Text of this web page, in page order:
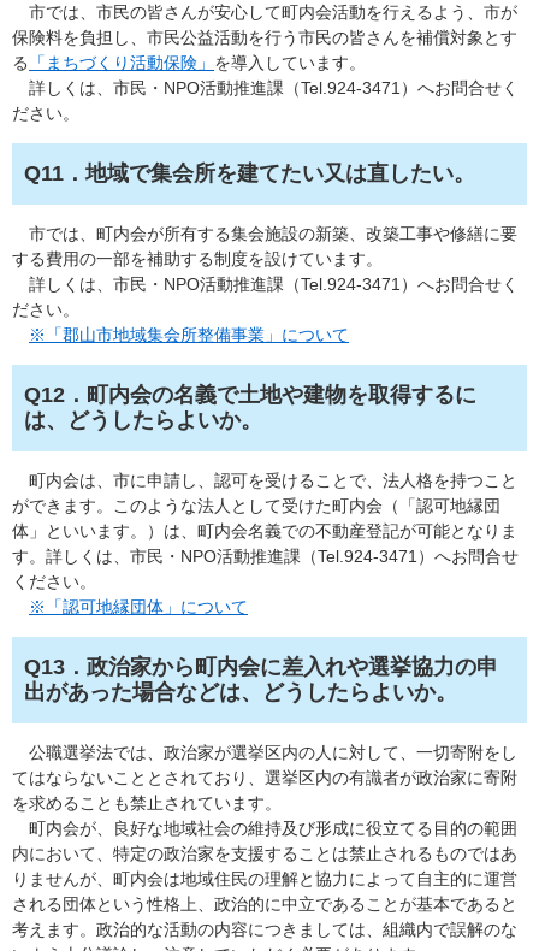
市では、市民の皆さんが安心して町内会活動を行えるよう、市が
保険料を負担し、市民公益活動を行う市民の皆さんを補償対象とす
る
「まちづくり活動保険」 を導入しています。
詳しくは、市民・NPO活動推進課（Tel.924-3471）へお問合せく
ださい。
Q11．地域で集会所を建てたい又は直したい。​
市では、町内会が所有する集会施設の新築、改築工事や修繕に要
する費用の一部を補助する制度を設けています。
詳しくは、市民・NPO活動推進課（Tel.924-3471）へお問合せく
ださい。
※「郡山市地域集会所整備事業」について
Q12．町内会の名義で土地や建物を取得するに
は、どうしたらよいか​。
町内会は、市に申請し、認可を受けることで、法人格を持つこと
ができます。このような法人として受けた町内会（「認可地縁団
体」といいます。）は、町内会名義での不動産登記が可能となりま
す。詳しくは、市民・NPO活動推進課（Tel.924-3471）へお問合せ
ください。
※「認可地縁団体」について
Q13．政治家から町内会に差入れや選挙協力の申
出があった場合などは、どうしたらよいか。
公職選挙法では、政治家が選挙区内の人に対して、一切寄附をし
てはならないこととされており、選挙区内の有識者が政治家に寄附
を求めることも禁止されています。
町内会が、良好な地域社会の維持及び形成に役立てる目的の範囲
内において、特定の政治家を支援することは禁止されるものではあ
りませんが、町内会は地域住民の理解と協力によって自主的に運営
される団体という性格上、政治的に中立であることが基本であると
考えます。政治的な活動の内容につきましては、組織内で誤解のな